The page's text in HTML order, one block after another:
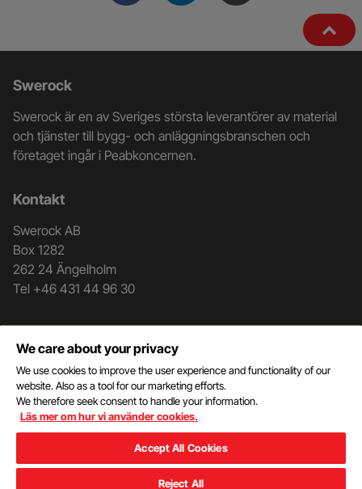
Ytterligare
information
och
kontaktuppgifter
Swerock
Swerock är en av Sveriges största leverantörer av material
och tjänster till bygg- och anläggningsbranschen och
företaget ingår i Peabkoncernen.
Kontakt
Swerock AB
Box 1282
262 24 Ängelholm
Tel +46 431 44 96 30
Kontakt
Mottagningsblankett
Dokument
Kund- och leverantörsportal
Hantering av personuppgifter
We care about your privacy
We use cookies to improve the user experience and functionality of our
website. Also as a tool for our marketing efforts.
We therefore seek consent to handle your information.
Läs mer om hur vi använder cookies.
Accept All Cookies
Reject All